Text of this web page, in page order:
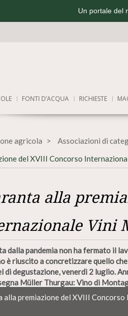
Un portale del
FONTI D’ACQUA RICHIESTE
agricola
Associazioni di
del XVIII Concorso
alla
Vini
dalla pandemia non ha fermato il
è riuscito a concretizzare quello
di degustazione, venerdì 2 luglio.
Müller Thurgau: Vino di
alla premiazione del XVIII